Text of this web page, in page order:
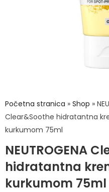
Početna stranica » Shop »
Clear&Soothe hidratantna
kurkumom 75ml
NEUTROGENA
hidratantna
kurkumom 75ml